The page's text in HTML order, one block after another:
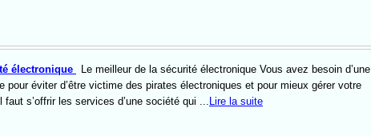
électronique
Le meilleur de la sécurité électronique Vous avez besoin d’une
pour éviter d’être victime des pirates électroniques et pour mieux gérer votre
s’offrir les services d’une société qui ...Lire la suite